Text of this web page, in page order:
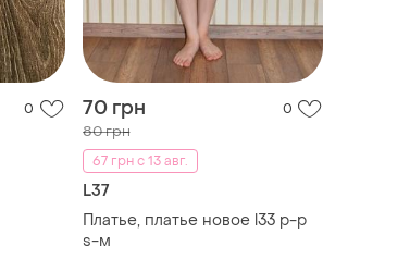
0 70 грн 0
80 грн
67 грн с 13 авг.
L37
Платье, платье новое l33 р-р
s-м